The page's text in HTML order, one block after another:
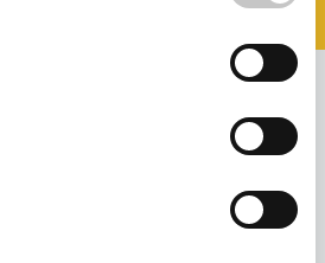
EAN faktura eller fakturaaftale.